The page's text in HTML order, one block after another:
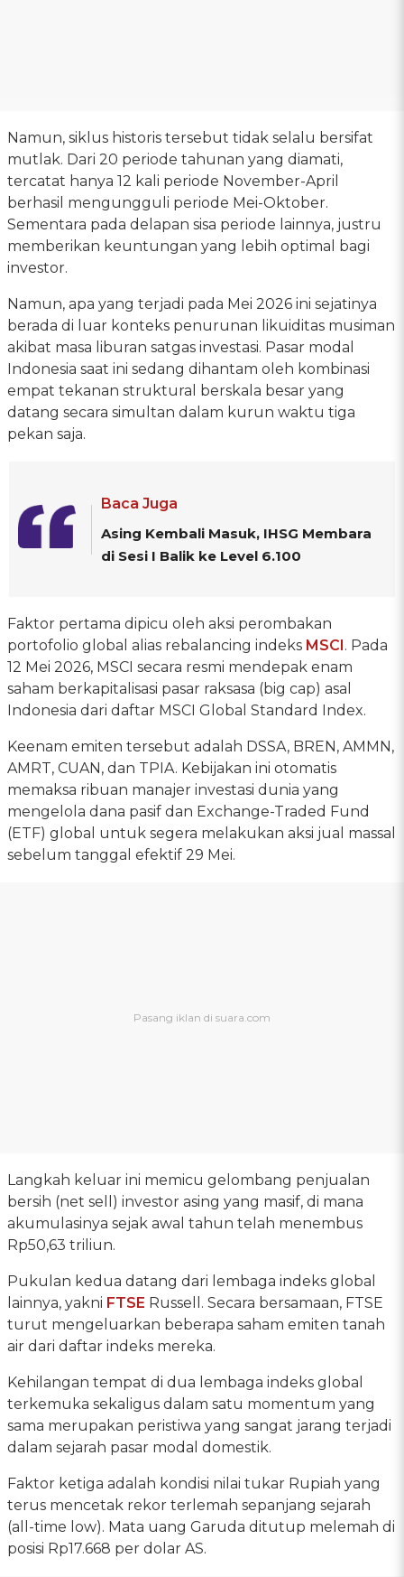
Namun, siklus historis tersebut tidak selalu bersifat
mutlak. Dari 20 periode tahunan yang diamati,
tercatat hanya 12 kali periode November-April
berhasil mengungguli periode Mei-Oktober.
Sementara pada delapan sisa periode lainnya, justru
memberikan keuntungan yang lebih optimal bagi
investor.
Namun, apa yang terjadi pada Mei 2026 ini sejatinya
berada di luar konteks penurunan likuiditas musiman
akibat masa liburan satgas investasi. Pasar modal
Indonesia saat ini sedang dihantam oleh kombinasi
empat tekanan struktural berskala besar yang
datang secara simultan dalam kurun waktu tiga
pekan saja.
Baca Juga
Asing Kembali Masuk, IHSG Membara
di Sesi I Balik ke Level 6.100
Faktor pertama dipicu oleh aksi perombakan
portofolio global alias rebalancing indeks MSCI . Pada
12 Mei 2026, MSCI secara resmi mendepak enam
saham berkapitalisasi pasar raksasa (big cap) asal
Indonesia dari daftar MSCI Global Standard Index.
Keenam emiten tersebut adalah DSSA, BREN, AMMN,
AMRT, CUAN, dan TPIA. Kebijakan ini otomatis
memaksa ribuan manajer investasi dunia yang
mengelola dana pasif dan Exchange-Traded Fund
(ETF) global untuk segera melakukan aksi jual massal
sebelum tanggal efektif 29 Mei.
Langkah keluar ini memicu gelombang penjualan
bersih (net sell) investor asing yang masif, di mana
akumulasinya sejak awal tahun telah menembus
Rp50,63 triliun.
Pukulan kedua datang dari lembaga indeks global
lainnya, yakni FTSE Russell. Secara bersamaan, FTSE
turut mengeluarkan beberapa saham emiten tanah
air dari daftar indeks mereka.
Kehilangan tempat di dua lembaga indeks global
terkemuka sekaligus dalam satu momentum yang
sama merupakan peristiwa yang sangat jarang terjadi
dalam sejarah pasar modal domestik.
Faktor ketiga adalah kondisi nilai tukar Rupiah yang
terus mencetak rekor terlemah sepanjang sejarah
(all-time low). Mata uang Garuda ditutup melemah di
posisi Rp17.668 per dolar AS.